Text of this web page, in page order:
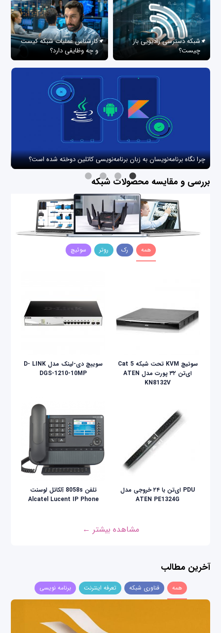
شبکه دسترسی رادیویی باز
چیست؟
کارشناس عملیات شبکه کیست
و چه وظایفی دارد؟
چرا نگاه برنامه‌نویسان به زبان برنامه‌نویسی کاتلین دوخته شده است؟
بررسی و مقایسه محصولات شبکه
همه رک روتر سوئیچ
سوئیچ KVM تحت شبکه Cat 5
ای‌تن ۳۲ پورت مدل ATEN
KN8132V
سوییچ دی-لینک مدل D- LINK
DGS-1210-10MP
PDU ای‌تن با ۲۴ خروجی مدل
ATEN PE1324G
تلفن 8058s آلکاتل لوسنت
Alcatel Lucent IP Phone
مشاهده بیشتر ←
آخرین مطالب
همه فناوری شبکه تعرفه اینترنت برنامه نویسی